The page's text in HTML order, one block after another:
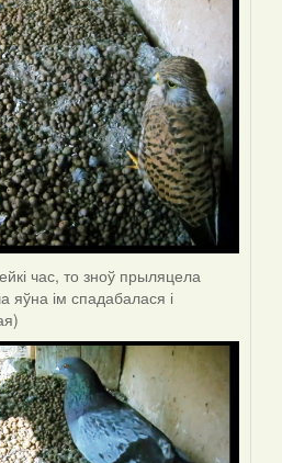
час, то зноў прыляцела
яўна ім спадабалася і